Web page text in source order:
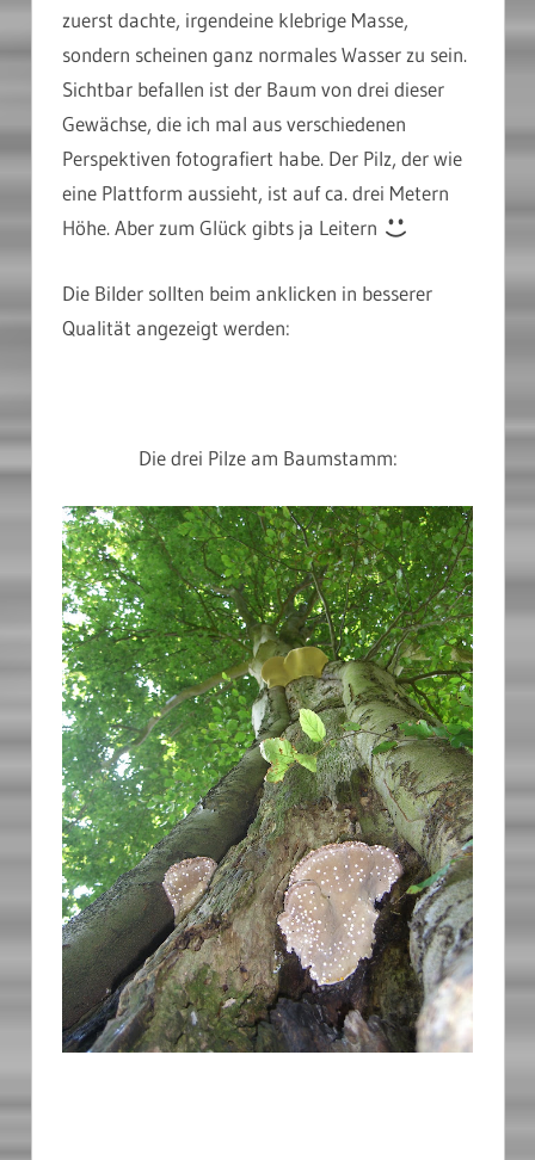
zuerst dachte, irgendeine klebrige Masse,
sondern scheinen ganz normales Wasser zu sein.
Sichtbar befallen ist der Baum von drei dieser
Gewächse, die ich mal aus verschiedenen
Perspektiven fotografiert habe. Der Pilz, der wie
eine Plattform aussieht, ist auf ca. drei Metern
Höhe. Aber zum Glück gibts ja Leitern
Die Bilder sollten beim anklicken in besserer
Qualität angezeigt werden:
Die drei Pilze am Baumstamm: